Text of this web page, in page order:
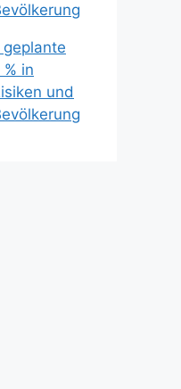
geplante
in
und